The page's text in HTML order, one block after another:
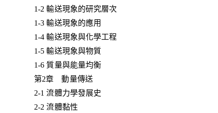
1-2 輸送現象的研究層次
1-3 輸送現象的應用
1-4 輸送現象與化學工程
1-5 輸送現象與物質
1-6 質量與能量均衡
第2章 動量傳送
2-1 流體力學發展史
2-2 流體黏性